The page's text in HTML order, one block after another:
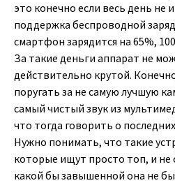
это конечно если весь день не
поддержка беспроводной
смартфон зарядится на 65%,
За такие деньги аппарат не
действительно крутой.
поругать за не самую лучшую
самый чистый звук из
что тогда говорить о
Нужно понимать, что такие
которые ищут просто топ, и не
какой бы завышенной она не